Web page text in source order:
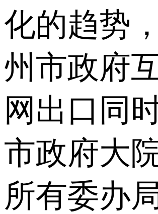
化的趋势
州市政府
网出口同
市政府大
所有委办